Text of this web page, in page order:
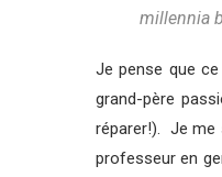
millennia
Je pense que
grand-père
réparer!). Je me
professeur en